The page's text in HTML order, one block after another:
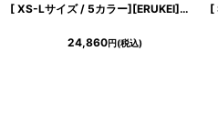
[ XS-Lサイズ / 5カラー][ERUKEI]サテン・プリント・花柄・リボン・ノースリーブ・Aライン・ミディアムドレス・ワンピース[黒木麗奈着用][送料無料]
24,860円(税込)